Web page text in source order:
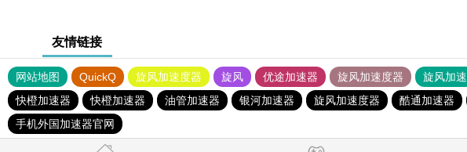
友情链接
网站地图 QuickQ 旋风加速度器 旋风 优途加速器 旋风加速度器 旋风加速
快橙加速器
快橙加速器 油管加速器 银河加速器 旋风加速度器 酷通加速器
手机外国加速器官网